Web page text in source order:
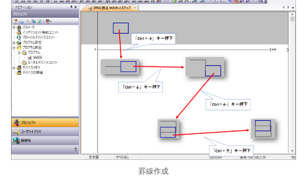
罫線作成